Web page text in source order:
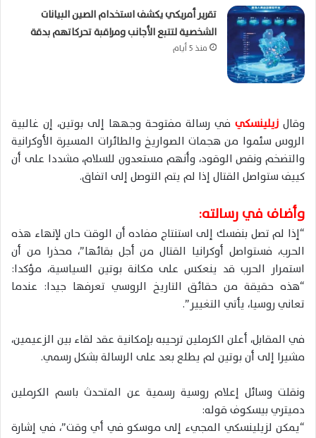
تقرير أمريكي يكشف استخدام الصين البيانات
الشخصية لتتبع الأجانب ومراقبة تحركاتهم بدقة
منذ 5 أيام
وقال زيلينسكي في رسالة مفتوحة وجهها إلى بوتين، إن غالبية
الروس سئموا من هجمات الصواريخ والطائرات المسيرة الأوكرانية
والتضخم ونقص الوقود، وأنهم مستعدون للسلام، مشددا على أن
كييف ستواصل القتال إذا لم يتم التوصل إلى اتفاق.
وأضاف في رسالته:
“إذا لم تصل بنفسك إلى استنتاج مفاده أن الوقت حان لإنهاء هذه
الحرب، فستواصل أوكرانيا القتال من أجل بقائها”، محذرا من أن
استمرار الحرب قد ينعكس على مكانة بوتين السياسية، مؤكدا:
“هذه حقيقة من حقائق التاريخ الروسي تعرفها جيدا: عندما
تعاني روسيا، يأتي التغيير”.
في المقابل، أعلن الكرملين ترحيبه بإمكانية عقد لقاء بين الزعيمين،
مشيرا إلى أن بوتين لم يطلع بعد على الرسالة بشكل رسمي.
ونقلت وسائل إعلام روسية رسمية عن المتحدث باسم الكرملين
دميتري بيسكوف قوله:
“يمكن لزيلينسكي المجيء إلى موسكو في أي وقت”، في إشارة